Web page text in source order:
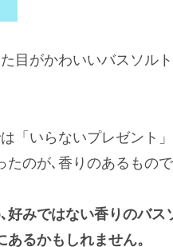
目がかわいいバスソル
「いらないプレゼント
たのが､香りのあるもの
好みではない香りのバ
るかもしれません。